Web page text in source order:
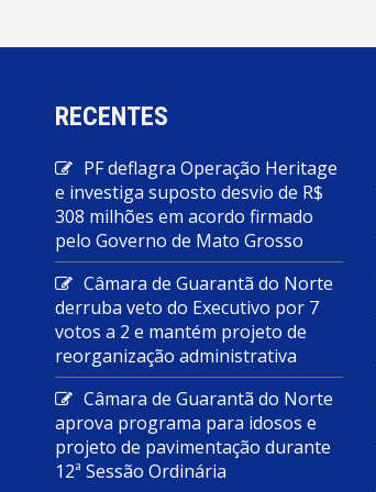
RECENTES
PF deflagra Operação Heritage
e investiga suposto desvio de R$
308 milhões em acordo firmado
pelo Governo de Mato Grosso
Câmara de Guarantã do Norte
derruba veto do Executivo por 7
votos a 2 e mantém projeto de
reorganização administrativa
Câmara de Guarantã do Norte
aprova programa para idosos e
projeto de pavimentação durante
12ª Sessão Ordinária